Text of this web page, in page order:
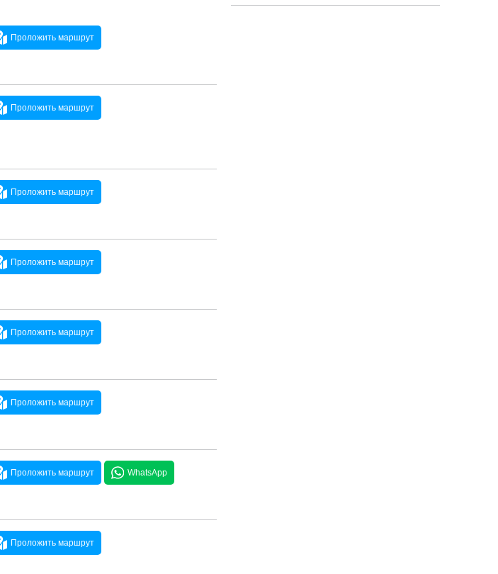
Проложить маршрут
Проложить маршрут
Проложить маршрут
Проложить маршрут
Проложить маршрут
Проложить маршрут
Проложить маршрут WhatsApp
Проложить маршрут